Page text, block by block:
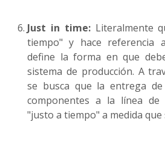
Just in time:Literalmente
tiempo" y hace referencia
define la forma en que
sistema de producción. A
se busca que la entrega
componentes a la línea de
"justo a tiempo" a medida que